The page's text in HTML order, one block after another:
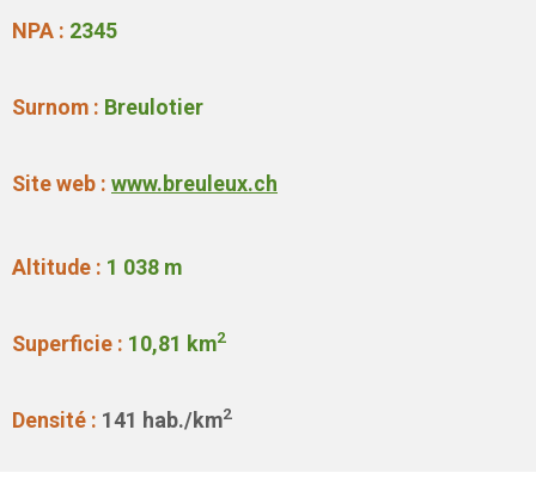
NPA : 2345
Surnom : Breulotier
Site web : www.breuleux.ch
Altitude : 1 038 m
Superficie : 10,81 km2
Densité : 141 hab./km2